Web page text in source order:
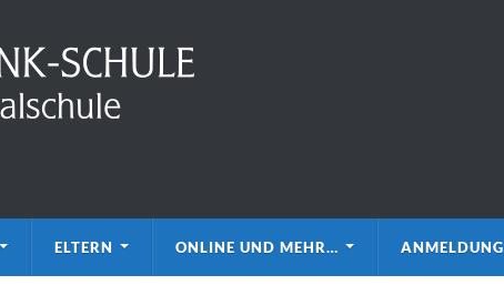
ELTERN ONLINE UND MEHR… ANMELDUNG